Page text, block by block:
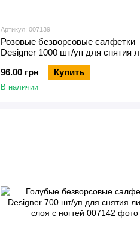
Артикул: 007139
Розовые безворсовые салфетки
Designer 1000 шт/уп для снятия
слоя с ногтей
96.00 грн
Купить
В наличии